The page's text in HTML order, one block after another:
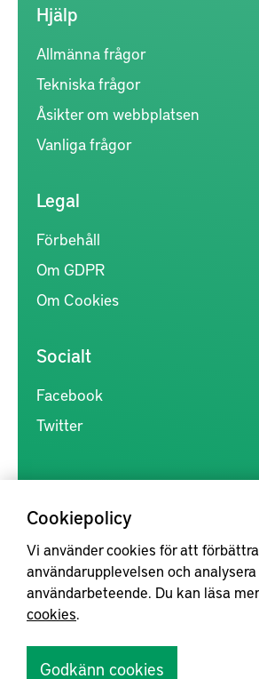
Cookiepolicy
Vi använder cookies för att förbättra
användarupplevelsen och analysera
användarbeteende. Du kan läsa
cookies.
Godkänn cookies
Hjälp
Allmänna frågor
Tekniska frågor
Åsikter om webbplatsen
Vanliga frågor
Legal
Förbehåll
Om GDPR
Om Cookies
Socialt
Facebook
Twitter
Kunskapsförmedlingen är en samlingsplats
inom produkt- och produktionsutveckling,
forskningsresultat mer tillgängliga för
samverkan mellan högskolor, institut och